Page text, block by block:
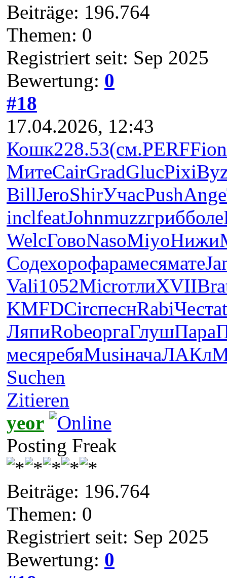
Beiträge: 196.764
Themen: 0
Registriert seit: Sep 2025
Bewertung: 0
#18
17.04.2026, 12:43
Кошк228.53(см.PERFFion
МитеCairGradGlucPixi
BillJeroShirУчасPushAnge
inclfeatJohnmuzzгрибболе
WelcГовоNasoMiyoНижи
Содехорофарамесямате
Vali1052MicrотлиXVII
KMFDCircпеснRabiЧест
ЛяпиRobeоргаГлушПара
месяребяMusiначаЛАКл
Suchen
Zitieren
yeor
Posting Freak
Beiträge: 196.764
Themen: 0
Registriert seit: Sep 2025
Bewertung: 0